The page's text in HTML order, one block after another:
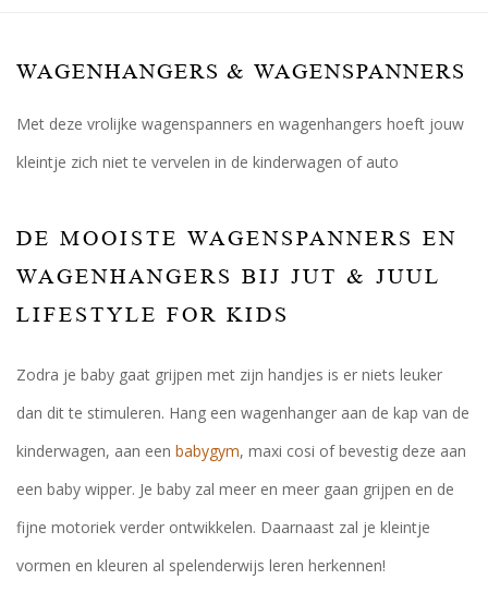
WAGENHANGERS & WAGENSPANNERS
Met deze vrolijke wagenspanners en wagenhangers hoeft jouw
kleintje zich niet te vervelen in de kinderwagen of auto
DE MOOISTE WAGENSPANNERS EN
WAGENHANGERS BIJ JUT & JUUL
LIFESTYLE FOR KIDS
Zodra je baby gaat grijpen met zijn handjes is er niets leuker
dan dit te stimuleren. Hang een wagenhanger aan de kap van de
kinderwagen, aan een babygym, maxi cosi of bevestig deze aan
een baby wipper. Je baby zal meer en meer gaan grijpen en de
fijne motoriek verder ontwikkelen. Daarnaast zal je kleintje
vormen en kleuren al spelenderwijs leren herkennen!